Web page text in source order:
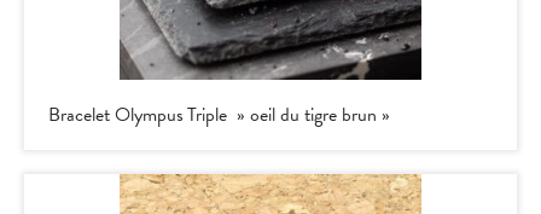
Bracelet Olympus Triple » oeil du tigre brun »